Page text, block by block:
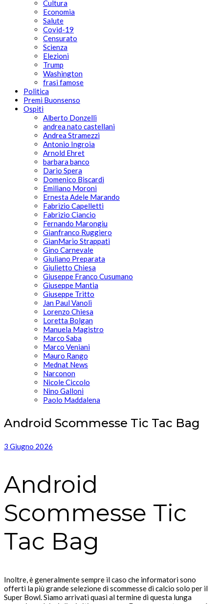
Cultura
Economia
Salute
Covid-19
Censurato
Scienza
Elezioni
Trump
Washington
frasi famose
Politica
Premi Buonsenso
Ospiti
Alberto Donzelli
andrea nato castellani
Andrea Stramezzi
Antonio Ingroia
Arnold Ehret
barbara banco
Dario Spera
Domenico Biscardi
Emiliano Moroni
Ernesta Adele Marando
Fabrizio Capelletti
Fabrizio Ciancio
Fernando Marongiu
Gianfranco Ruggiero
GianMario Strappati
Gino Carnevale
Giuliano Preparata
Giulietto Chiesa
Giuseppe Franco Cusumano
Giuseppe Mantia
Giuseppe Tritto
Jan Paul Vanoli
Lorenzo Chiesa
Loretta Bolgan
Manuela Magistro
Marco Saba
Marco Veniani
Mauro Rango
Mednat News
Narconon
Nicole Ciccolo
Nino Galloni
Paolo Maddalena
Android Scommesse Tic Tac Bag
3 Giugno 2026
Android
Scommesse Tic
Tac Bag
Inoltre, è generalmente sempre il caso che informatori sono
offerti la più grande selezione di scommesse di calcio solo per il
Super Bowl. Siamo arrivati quasi al termine di questa lunga